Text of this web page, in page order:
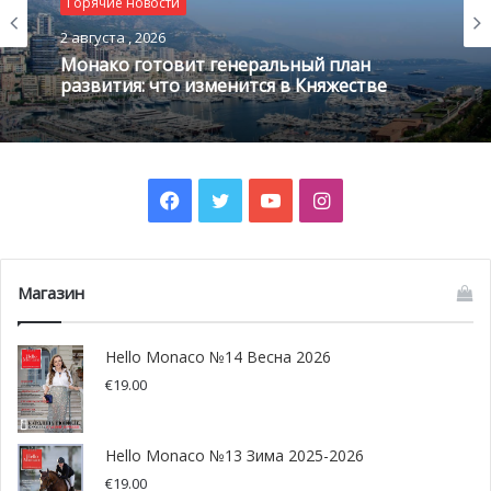
Дэвид Уэлсли Уэсли (David Wellesley Wesley), директор-основатель
Фактически, экспоненты в непринужденной
гостеприимной атмосфере предоставили всем
посетителям полезную информацию относительно
школ, их академических программ, уровней
2 августа , 2026
Монако готовит генеральный план
развития: что изменится в Княжестве
Facebook
TwitterYouTubeInstagram
Магазин
Hello Monaco №14 Весна 2026
€19.00
Hello Monaco №13 Зима 2025-2026
€19.00